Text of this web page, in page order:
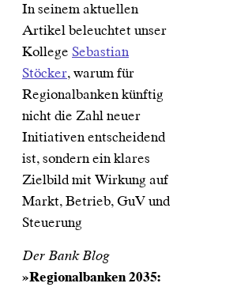
In seinem aktuellen
Artikel beleuchtet unser
Kollege Sebastian
Stöcker, warum für
Regionalbanken künftig
nicht die Zahl neuer
Initiativen entscheidend
ist, sondern ein klares
Zielbild mit Wirkung auf
Markt, Betrieb, GuV und
Steuerung
Der Bank Blog
»Regionalbanken 2035: